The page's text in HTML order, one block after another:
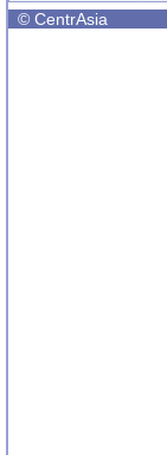
© CentrAsia